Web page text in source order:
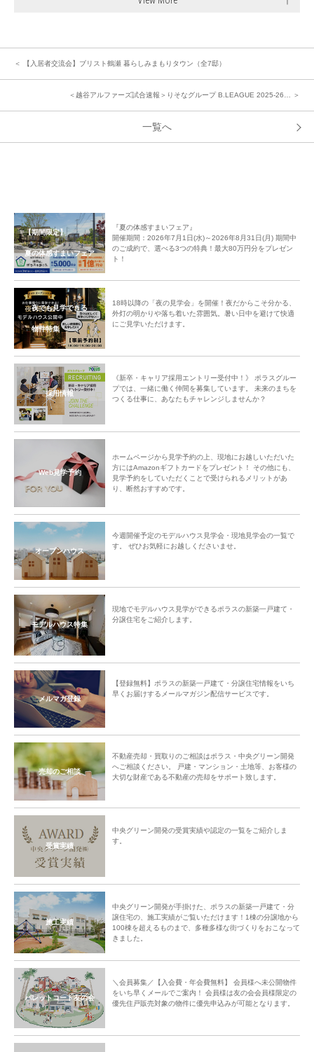
＜ 【入居者交流会】ブリスト鶴瀬 暮らしみまもりタウン（全7邸）
＜越谷アルファーズ試合速報＞りそなグループ B.LEAGUE 2025-26… ＞
一覧へ
【期間限定】
夏の体感すまいフェア
『夏の体感すまいフェア』
開催期間：2026年7月1日(水)～2026年8月31日(月) 期間中
のご成約で、選べる3つの特典！最大80万円分をプレゼン
ト！
夜でも見学できる
物件特集
18時以降の「夜の見学会」を開催！夜だからこそ分かる、
外灯の明かりや落ち着いた雰囲気。暑い日中を避けて快適
にご見学いただけます。
採用情報
《新卒・キャリア採用エントリー受付中！》 ポラスグルー
プでは、一緒に働く仲間を募集しています。 未来のまちを
つくる仕事に、あなたもチャレンジしませんか？
Web見学予約
ホームページから見学予約の上、現地にお越しいただいた
方にはAmazonギフトカードをプレゼント！ その他にも、
見学予約をしていただくことで受けられるメリットがあ
り、断然おすすめです。
オープンハウス
今週開催予定のモデルハウス見学会・現地見学会の一覧で
す。 ぜひお気軽にお越しくださいませ。
モデルハウス特集
現地でモデルハウス見学ができるポラスの新築一戸建て・
分譲住宅をご紹介します。
メルマガ登録
【登録無料】ポラスの新築一戸建て・分譲住宅情報をいち
早くお届けするメールマガジン配信サービスです。
売却のご相談
不動産売却・買取りのご相談はポラス・中央グリーン開発
へご相談ください。 戸建・マンション・土地等、お客様の
大切な財産である不動産の売却をサポート致します。
受賞実績
中央グリーン開発の受賞実績や認定の一覧をご紹介しま
す。
施工実績
中央グリーン開発が手掛けた、ポラスの新築一戸建て・分
譲住宅の、施工実績がご覧いただけます！1棟の分譲地から
100棟を超えるものまで、多種多様な街づくりをおこなって
きました。
パレットコート友の会
＼会員募集／【入会費・年会費無料】 会員様へ未公開物件
をいち早くメールでご案内！ 会員様は友の会会員様限定の
優先住戸販売対象の物件に優先申込みが可能となります。